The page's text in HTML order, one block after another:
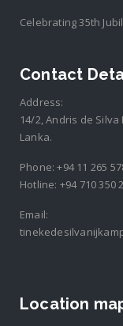
Celebrating 35th
Contact
Address:
14/2, Andris de
Lanka.
Phone:+94 11 265
Hotline: +94 710 350
Email:
Location